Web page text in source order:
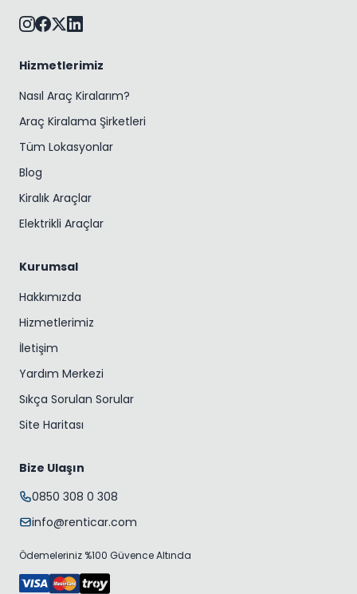
Hizmetlerimiz
Nasıl Araç Kiralarım?
Araç Kiralama Şirketleri
Tüm Lokasyonlar
Blog
Kiralık Araçlar
Elektrikli Araçlar
Kurumsal
Hakkımızda
Hizmetlerimiz
İletişim
Yardım Merkezi
Sıkça Sorulan Sorular
Site Haritası
Bize Ulaşın
0850 308 0 308
info@renticar.com
Ödemeleriniz %100 Güvence Altında